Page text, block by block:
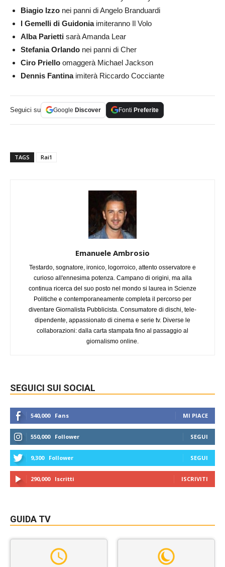
Biagio Izzo nei panni di Angelo Branduardi
I Gemelli di Guidoniaimiteranno Il Volo
Alba Parietti sarà Amanda Lear
Stefania Orlando nei panni di Cher
Ciro Priello omaggerà Michael Jackson
Dennis Fantinaimiterà Riccardo Cocciante
Seguici su Google Discover Fonti Preferite
TAGS Rai1
Emanuele Ambrosio
Testardo, sognatore, ironico, logorroico, attento osservatore e
curioso all'ennesima potenza. Campano di origini, ma alla
continua ricerca del suo posto nel mondo si laurea in Scienze
Politiche e contemporaneamente completa il percorso per
diventare Giornalista Pubblicista. Consumatore di dischi, tele-
dipendente, appassionato di cinema e serie tv. Diverse le
collaborazioni: dalla carta stampata fino al passaggio al
giornalismo online.
SEGUICI SUI SOCIAL
540,000 Fans MI PIACE
550,000 Follower SEGUI
9,300 Follower SEGUI
290,000 Iscritti ISCRIVITI
GUIDA TV